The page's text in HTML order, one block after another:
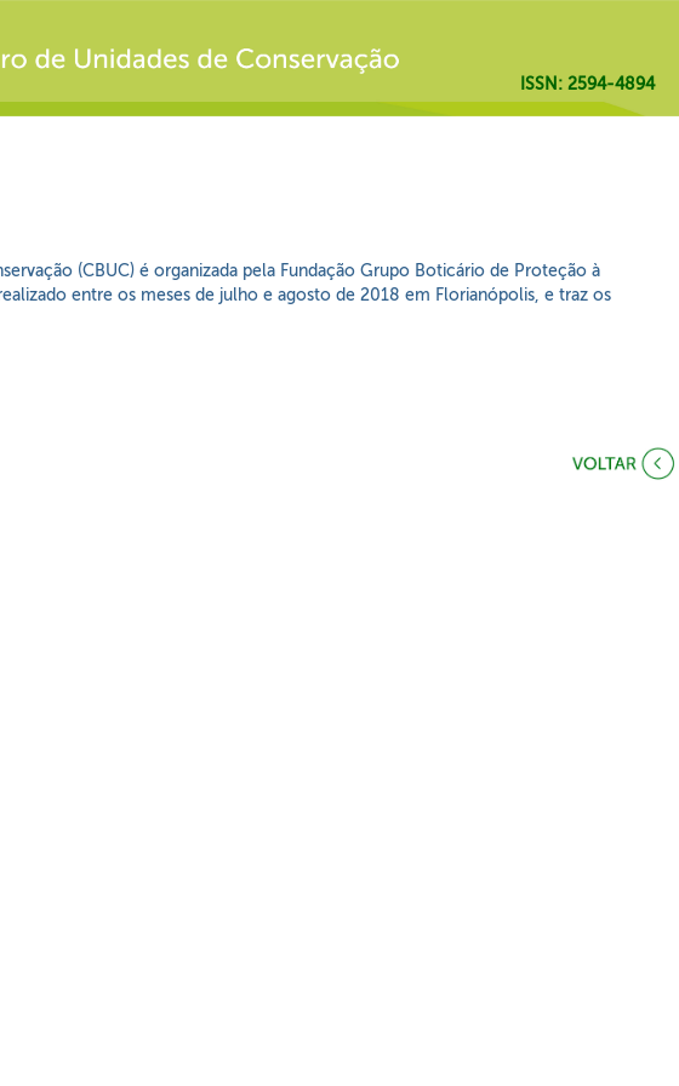
ISSN: 2594-4894
(CBUC) é organizada pela Fundação Grupo Boticário de Proteção à
entre os meses de julho e agosto de 2018 em Florianópolis, e traz os